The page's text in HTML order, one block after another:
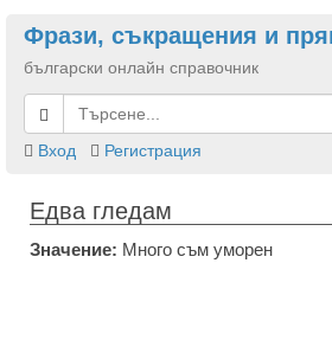
Фрази, съкращения и
български онлайн справочник
Вход
Регистрация
Едва гледам
Значение: Много съм уморен